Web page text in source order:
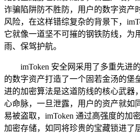
诈骗陷阱防不胜防，用户的数字资产
风险，在这样错综复杂的背景下，
它就像一道坚不可摧的钢铁防线，为
雨、保驾护航。
imToken 安全网采用了多重先进
的数字资产打造了一个固若金汤的堡
进的加密算法是这道防线的核心武器
心命脉，一旦泄露，用户的资产就如
易被盗取，imToken 通过高强度的加
加密存储，如同将珍贵的宝藏锁进了